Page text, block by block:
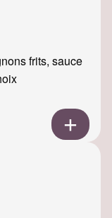
frits, sauce